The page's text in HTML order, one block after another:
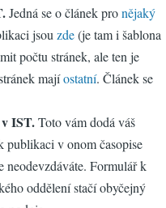
Jedná se o článek pronějaký
jsou zde(je tam i šablona
počtu stránek, ale ten je
majíostatní. Článek se
IST.Toto vám dodá váš
publikaci v onom časopise
neodevzdáváte. Formulář k
oddělení stačí obyčejný